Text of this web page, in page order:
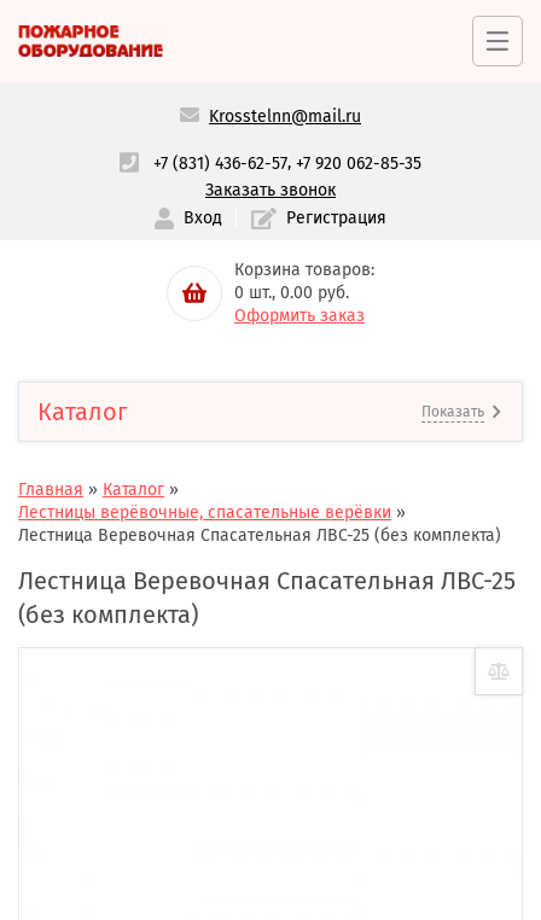
Krosstelnn@mail.ru
+7 (831) 436-62-57,+7 920 062-85-35
Заказать звонок
Вход
Регистрация
Корзина товаров:
0 шт., 0.00 руб.
Оформить заказ
Каталог Показать
Главная » Каталог »
Лестницы верёвочные, спасательные верёвки »
Лестница Веревочная Спасательная ЛВС-25 (без комплекта)
Лестница Веревочная Спасательная ЛВС-25
(без комплекта)